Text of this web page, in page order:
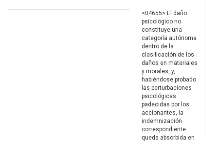
<04655> El daño
psicológico no
constituye una
categoría autónoma
dentro de la
clasificación de los
daños en materiales
y morales, y,
habiéndose probado
las perturbaciones
psicológicas
padecidas por los
accionantes, la
indemnización
correspondiente
queda absorbida en